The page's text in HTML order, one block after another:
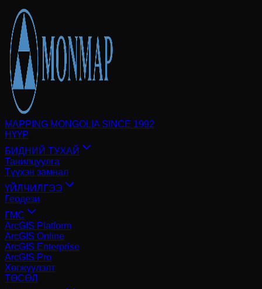
MAPPING MONGOLIA SINCE 1992
НҮҮР
БИДНИЙ ТУХАЙ
Танилцуулга
Түүхэн замнал
ҮЙЛЧИЛГЭЭ
Геодези
ГМС
ArcGIS Platform
ArcGIS Online
ArcGIS Enterprise
ArcGIS Pro
Хөгжүүлэлт
ТӨСӨЛ